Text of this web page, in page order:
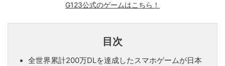
G123公式のゲームはこちら！
目次
全世界累計200万DLを達成したスマホゲームが日本